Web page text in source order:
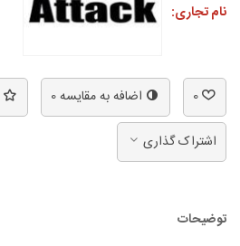
نام تجاری:
0 اضافه به مقایسه0
اشتراک گذاری
توضیحات